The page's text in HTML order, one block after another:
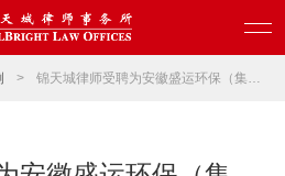
> 锦天城律师受聘为安徽盛运环保（集团）股份有限公司“一带一路”涉外投资项目之常年法律顾问